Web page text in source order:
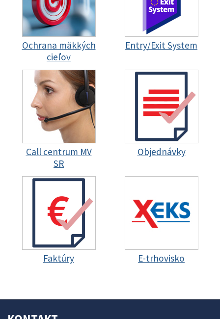
Ochrana mäkkých
cieľov
Entry/Exit System
Call centrum MV
SR
Objednávky
Faktúry E-trhovisko